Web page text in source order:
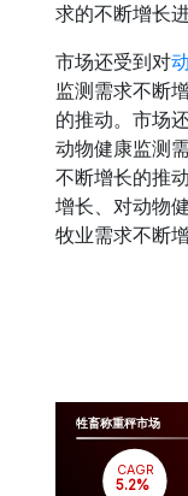
求的不断增长
市场还受到对
监测需求不断
的推动。市场
动物健康监测
不断增长的推
增长、对动物
牧业需求不断
牲畜称重秤市场
CAGR
5.2%